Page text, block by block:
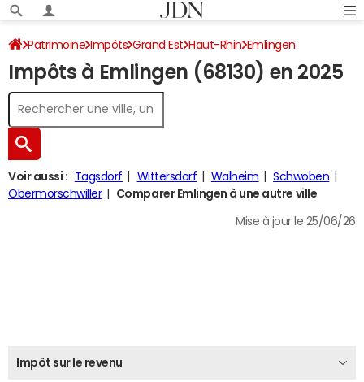
Patrimoine Impôts Grand Est Haut-Rhin Emlingen
Impôt sur le revenu
Impôts à Emlingen (68130) en 2025
Voir aussi : Tagsdorf Wittersdorf Walheim
Schwoben
Obermorschwiller
Comparer Emlingen à une autre ville
Mise à jour le 25/06/26
Impôt sur le revenu